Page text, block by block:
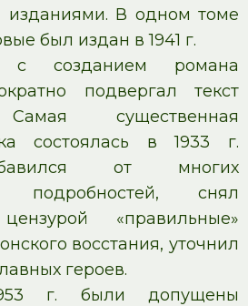
изданиями. В одном томе
был издан в 1941 г.
с созданием романа
подвергал текст
Самая существенная
состоялась в 1933 г.
от многих
подробностей, снял
«правильные»
восстания, уточнил
героев.
г. были допущены